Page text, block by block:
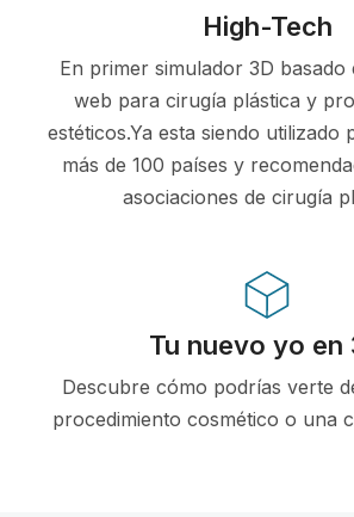
High-Tech
En primer simulador 3D basado
web para cirugía plástica y
estéticos.Ya esta siendo utilizado
más de 100 países y
asociaciones de cirugía
Tu nuevo yo en
Descubre cómo podrías verte
procedimiento cosmético o una